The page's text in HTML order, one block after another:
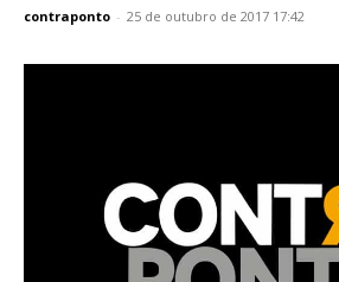
contraponto - 25 de outubro de 2017 17:42